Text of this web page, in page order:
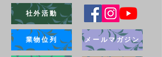
社外活動
業物位列 メールマガジン